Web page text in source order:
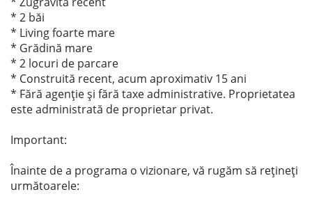
* 2 băi
* Living foarte mare
* Grădină mare
* 2 locuri de parcare
* Construită recent, acum aproximativ 15 ani
* Fără agenție și fără taxe administrative. Proprietatea
este administrată de proprietar privat.
Important:
Înainte de a programa o vizionare, vă rugăm să rețineți
următoarele: